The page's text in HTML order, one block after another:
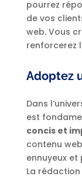
pourrez
de vos
web. Vous
renforcerez
Adoptez
Dans
est
concis et
contenu
ennuyeux
La